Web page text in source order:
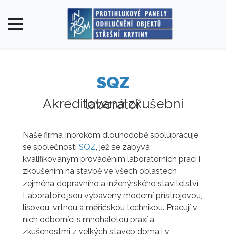
SQZ
Akreditovaná zkušební laboratoř
Naše firma Inprokom dlouhodobě spolupracuje
se společností SQZ, jež se zabývá
kvalifikovaným prováděním laboratorních prací i
zkoušením na stavbě ve všech oblastech
zejména dopravního a inženýrského stavitelství.
Laboratoře jsou vybaveny moderní přístrojovou,
lisovou, vrtnou a měřičskou technikou. Pracují v
nich odborníci s mnohaletou praxí a
zkušenostmi z velkých staveb doma i v